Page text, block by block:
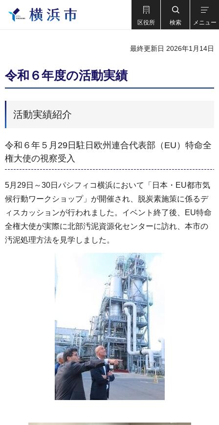
区役所 検索 メニュー
最終更新日 2026年1月14日
令和６年度の活動実績
活動実績紹介
令和６年５月29日駐日欧州連合代表部（EU）特命全
権大使の視察受入
5月29日～30日パシフィコ横浜において「日本・EU都市気
候行動ワークショップ」が開催され、脱炭素施策に係るデ
ィスカッションが行われました。イベント終了後、EU特命
全権大使が実際に北部汚泥資源化センターに訪れ、本市の
汚泥処理方法を見学しました。